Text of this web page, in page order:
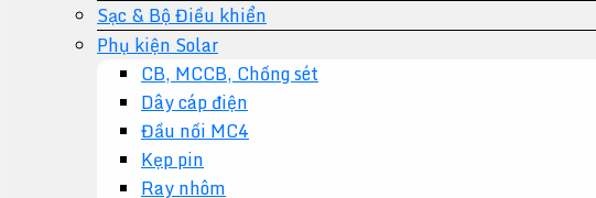
Sạc & Bộ Điều khiển
Phụ kiện Solar
CB, MCCB, Chống sét
Dây cáp điện
Đầu nối MC4
Kẹp pin
Ray nhôm